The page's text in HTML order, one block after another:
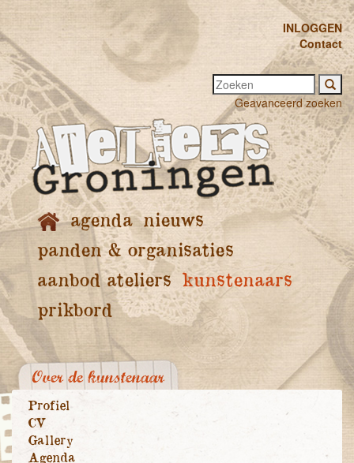
INLOGGEN
Contact
Geavanceerd zoeken
agenda
nieuws
panden & organisaties
aanbod ateliers
kunstenaars
prikbord
Over de kunstenaar
Profiel
CV
Gallery
Agenda